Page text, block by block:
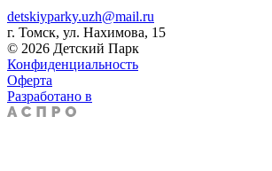
detskiyparky.uzh@mail.ru
г. Томск, ул. Нахимова, 15
© 2026 Детский Парк
Конфиденциальность
Оферта
Разработано в